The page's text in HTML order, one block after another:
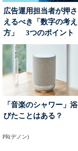
広告運用担当者が押さ
えるべき「数字の考え
方」 3つのポイント
とは
「音楽のシャワー」浴
びたことはある？
PR(デノン)